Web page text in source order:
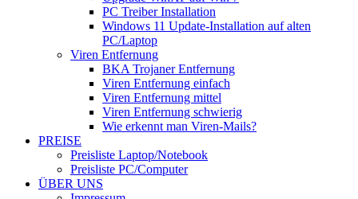
PC Treiber Installation
Windows 11 Update-Installation auf alten
PC/Laptop
Viren Entfernung
BKA Trojaner Entfernung
Viren Entfernung einfach
Viren Entfernung mittel
Viren Entfernung schwierig
Wie erkennt man Viren-Mails?
PREISE
Preisliste Laptop/Notebook
Preisliste PC/Computer
ÜBER UNS